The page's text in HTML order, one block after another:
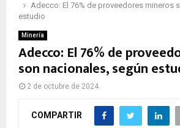
Adecco: El 76% de proveedores mineros
estudio
Minería
Adecco: El 76% de
son nacionales, según
2 de octubre de 2024
COMPARTIR